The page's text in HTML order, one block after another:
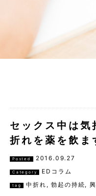
セックス中は気
折れを薬を飲ま
Posted 2016.09.27
Category EDコラム
tag 中折れ ,勃起の持続,